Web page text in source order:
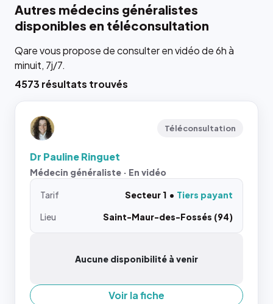
Autres médecins généralistes
disponibles en téléconsultation
Qare vous propose de consulter en vidéo de 6h à
minuit, 7j/7.
4573 résultats trouvés
Téléconsultation
Dr Pauline Ringuet
Médecin généraliste · En vidéo
Tarif Secteur 1
Tiers payant
Lieu
Saint-Maur-des-Fossés (94)
Aucune disponibilité à venir
Voir la fiche